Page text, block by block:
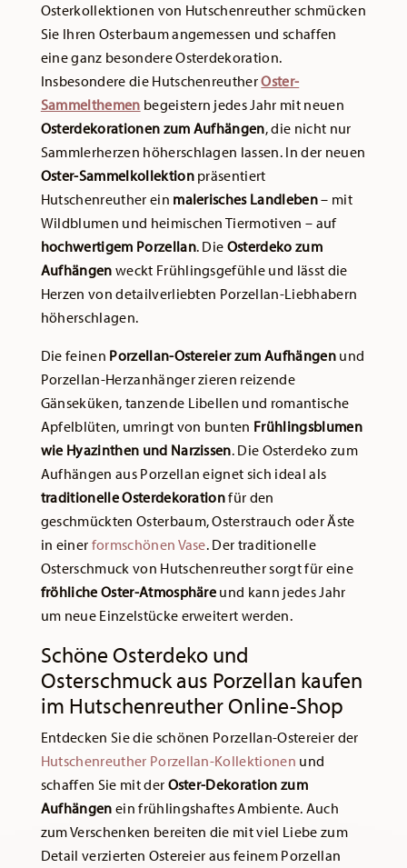
Osterkollektionen von Hutschenreuther schmücken
Sie Ihren Osterbaum angemessen und schaffen
eine ganz besondere Osterdekoration.
Insbesondere die HutschenreutherOster-
Sammelthemen begeistern jedes Jahr mit neuen
Osterdekorationen zum Aufhängen, die nicht nur
Sammlerherzen höherschlagen lassen. In der neuen
Oster-Sammelkollektion präsentiert
Hutschenreuther ein malerisches Landleben– mit
Wildblumen und heimischen Tiermotiven – auf
hochwertigem Porzellan. Die Osterdeko zum
Aufhängen weckt Frühlingsgefühle und lässt die
Herzen von detailverliebten Porzellan-Liebhabern
höherschlagen.
Die feinen Porzellan-Ostereier zum Aufhängenund
Porzellan-Herzanhänger zieren reizende
Gänseküken, tanzende Libellen und romantische
Apfelblüten, umringt von bunten Frühlingsblumen
wie Hyazinthen und Narzissen. Die Osterdeko zum
Aufhängen aus Porzellan eignet sich ideal als
traditionelle Osterdekorationfür den
geschmückten Osterbaum, Osterstrauch oder Äste
in einer formschönen Vase. Der traditionelle
Osterschmuck von Hutschenreuther sorgt für eine
fröhliche Oster-Atmosphäre und kann jedes Jahr
um neue Einzelstücke erweitert werden.
Schöne Osterdeko und
Osterschmuck aus Porzellan kaufen
im Hutschenreuther Online-Shop
Entdecken Sie die schönen Porzellan-Ostereier der
Hutschenreuther Porzellan-Kollektionen und
schaffen Sie mit der Oster-Dekoration zum
Aufhängen ein frühlingshaftes Ambiente. Auch
zum Verschenken bereiten die mit viel Liebe zum
Detail verzierten Ostereier aus feinem Porzellan